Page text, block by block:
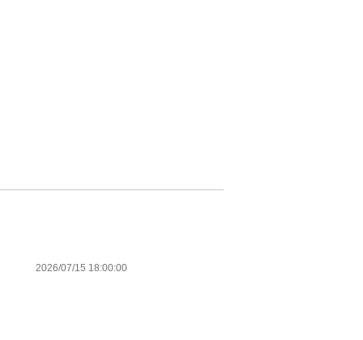
2026/07/15 18:00:00